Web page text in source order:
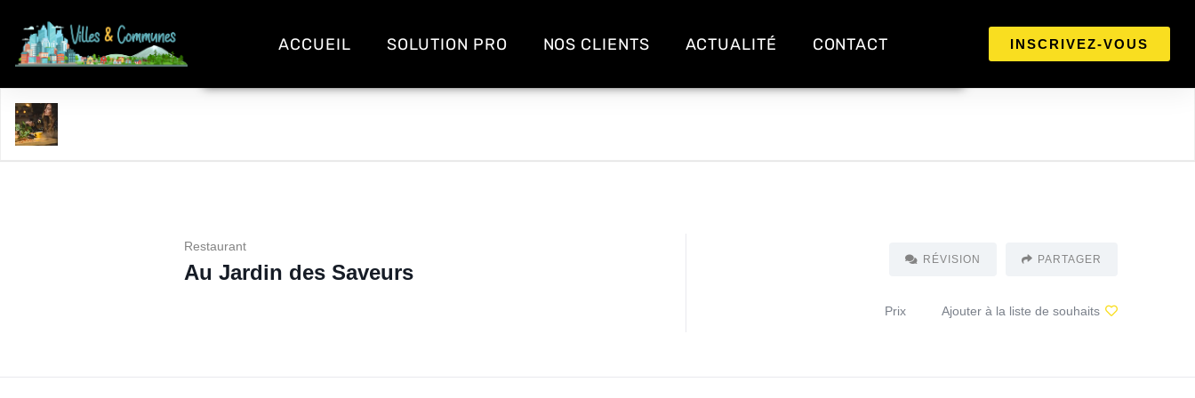
ACCUEIL SOLUTION PRO NOS CLIENTS ACTUALITÉ CONTACT INSCRIVEZ-VOUS
Restaurant
Au Jardin des Saveurs
RÉVISION PARTAGER
Prix Ajouter à la liste de souhaits